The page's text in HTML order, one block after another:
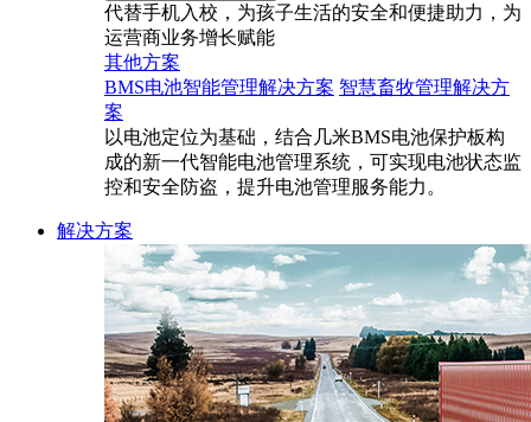
代替手机入校，为孩子生活的安全和便捷助力，为
运营商业务增长赋能
其他方案
BMS电池智能管理解决方案 智慧畜牧管理解决方
案
以电池定位为基础，结合几米BMS电池保护板构
成的新一代智能电池管理系统，可实现电池状态监
控和安全防盗，提升电池管理服务能力。
解决方案